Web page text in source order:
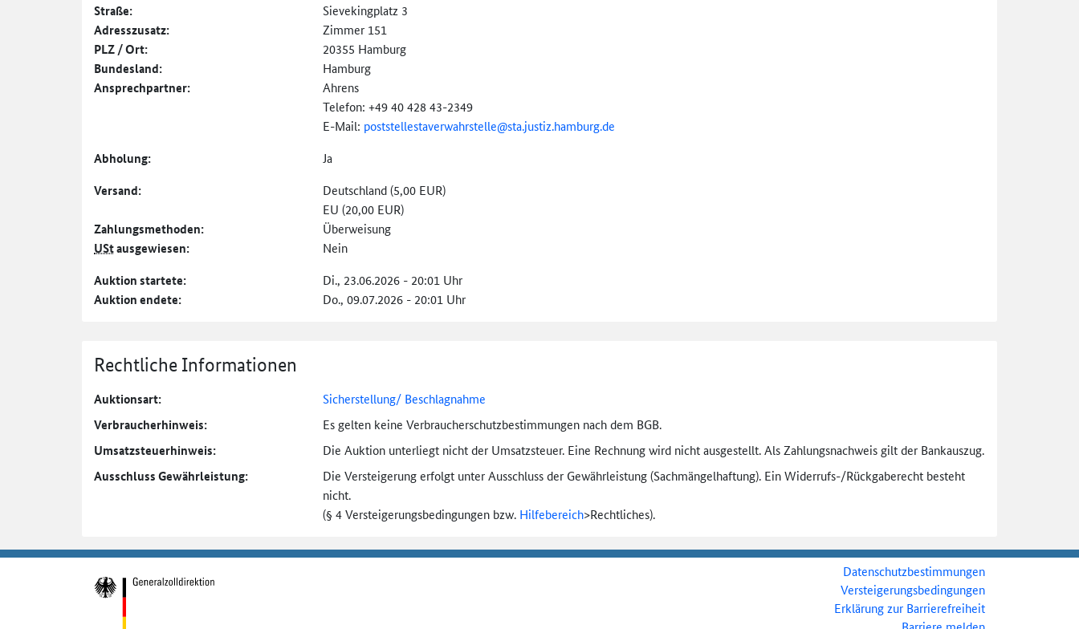
Straße: Sievekingplatz 3
Adresszusatz: Zimmer 151
PLZ / Ort: 20355 Hamburg
Bundesland: Hamburg
Ansprechpartner:
Ahrens
Telefon: +49 40 428 43-2349
E-Mail: poststellestaverwahrstelle@sta.justiz.hamburg.de
Abholung: Ja
Versand:
Deutschland (5,00 EUR)
EU (20,00 EUR)
Zahlungs­methoden: Überweisung
UStausgewiesen: Nein
Auktion startete: Di., 23.06.2026 - 20:01 Uhr
Auktion endete: Do., 09.07.2026 - 20:01 Uhr
Rechtliche Informationen
Auktionsart: Sicherstellung/ Beschlagnahme
Verbraucher­hinweis: Es gelten keine Verbraucher­schutz­bestimmungen nach dem BGB.
Umsatzsteuer­hinweis: Die Auktion unterliegt nicht der Umsatzsteuer. Eine Rechnung wird nicht ausgestellt. Als Zahlungsnachweis gilt der Bankauszug.
Ausschluss Gewährleistung: Die Versteigerung erfolgt unter Ausschluss der Gewährleistung (Sachmängel­haftung). Ein Widerrufs-/Rückgaberecht besteht
nicht.
(§ 4 Versteigerungs­bedingungen bzw. Hilfebereich>Rechtliches).
Datenschutzbestimmungen
Versteigerungsbedingungen
Erklärung zur Barrierefreiheit